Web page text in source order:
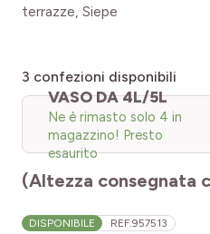
terrazze, Siepe
3 confezioni disponibili
VASO DA 4L/5L
Ne è rimasto solo 4 in
magazzino! Presto
esaurito
(Altezza consegnata
DISPONIBILE REF.957513